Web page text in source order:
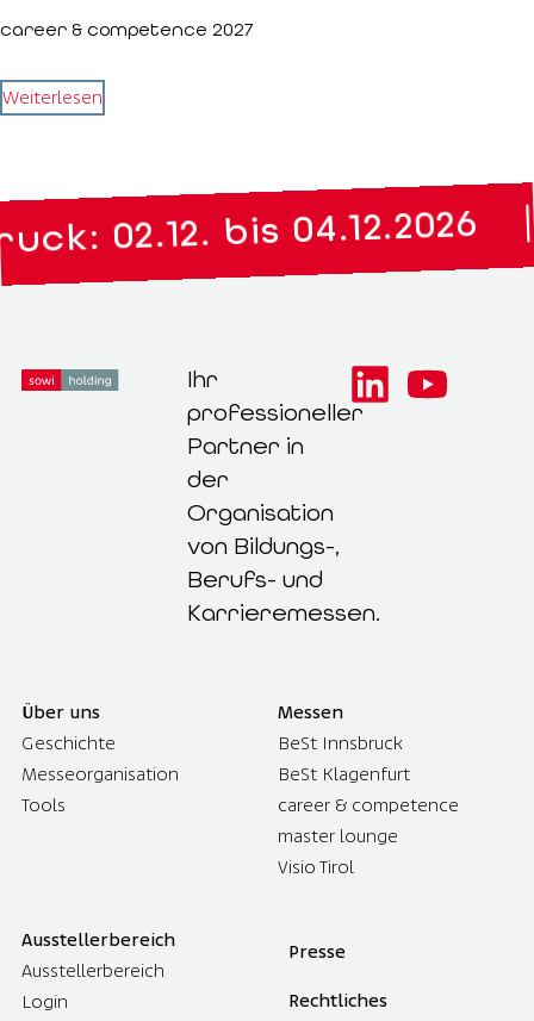
career & competence 2027
Weiterlesen
02.12. bis 04.12.2026
Ihr
professioneller
Partner in
der
Organisation
von Bildungs-,
Berufs- und
Karrieremessen.
Über uns
Geschichte
Messeorganisation
Tools
Messen
BeSt Innsbruck
BeSt Klagenfurt
career & competence
master lounge
Visio Tirol
Ausstellerbereich
Ausstellerbereich
Login
Presse
Rechtliches